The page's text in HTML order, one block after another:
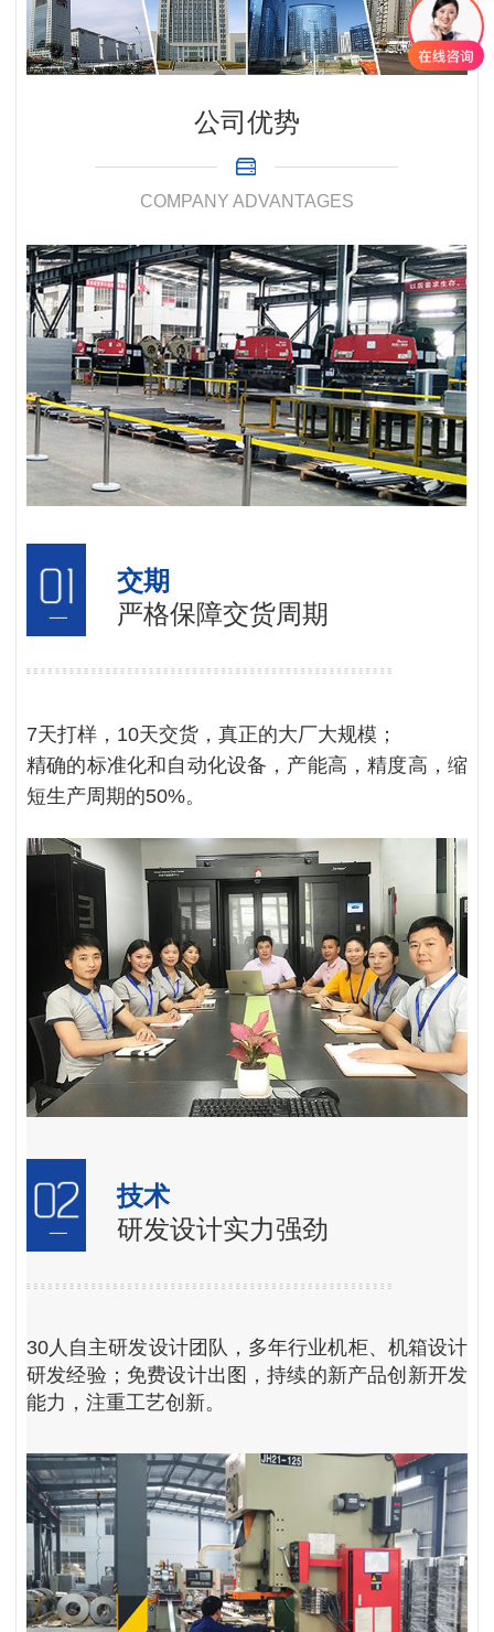
公司优势
COMPANY ADVANTAGES
交期
严格保障交货周期
7天打样，10天交货，真正的大厂大规模；
精确的标准化和自动化设备，产能高，精度高，缩
短生产周期的50%。
技术
研发设计实力强劲
30人自主研发设计团队，多年行业机柜、机箱设计
研发经验；免费设计出图，持续的新产品创新开发
能力，注重工艺创新。